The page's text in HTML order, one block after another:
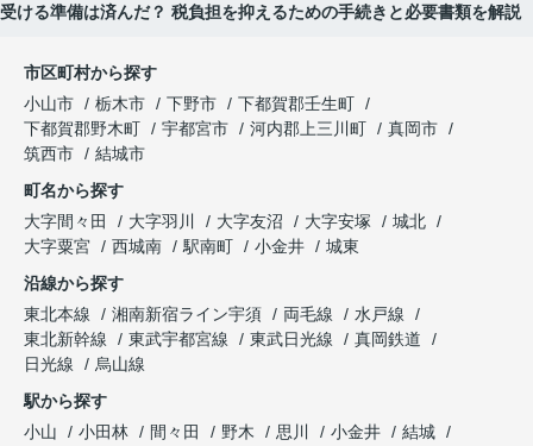
ける準備は済んだ？ 税負担を抑えるための手続きと必要書類を解説
市区町村から探す
小山市
栃木市 下野市
下都賀郡壬生町
下都賀郡野木町
宇都宮市 河内郡上三川町
真岡市
筑西市
結城市
町名から探す
大字間々田
大字羽川 大字友沼 大字安塚
城北
大字粟宮
西城南 駅南町 小金井
城東
沿線から探す
東北本線
湘南新宿ライン宇須 両毛線
水戸線
東北新幹線
東武宇都宮線 東武日光線
真岡鉄道
日光線
烏山線
駅から探す
小山
小田林 間々田 野木 思川 小金井
結城